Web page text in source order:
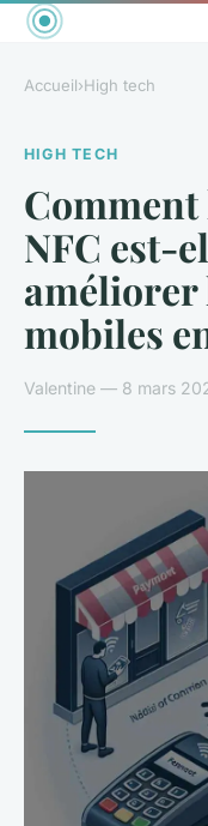
Accueil›High tech
HIGH TECH
NFC est-
améliorer
mobiles
Valentine — 8 mars